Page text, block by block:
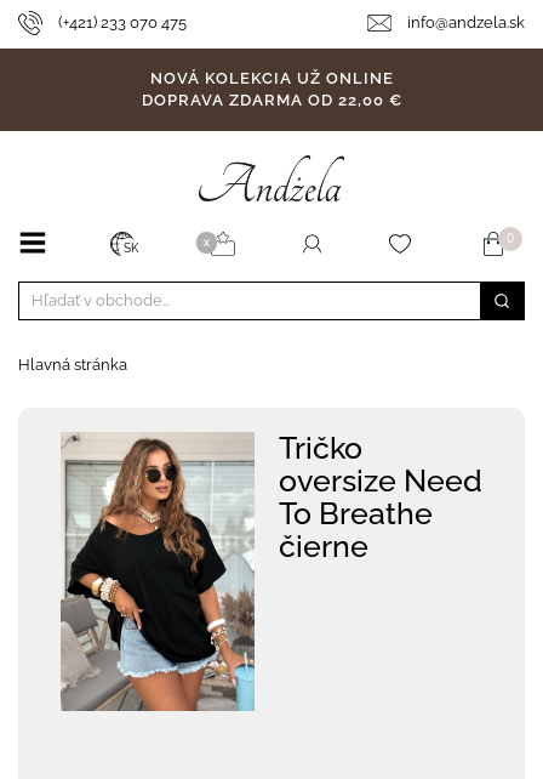
(+421) 233 070 475 info@andzela.sk
NOVÁ KOLEKCIA UŽ ONLINE
DOPRAVA ZDARMA OD 22,00 €
SK X 0
Hlavná stránka
Tričko
oversize Need
To Breathe
čierne